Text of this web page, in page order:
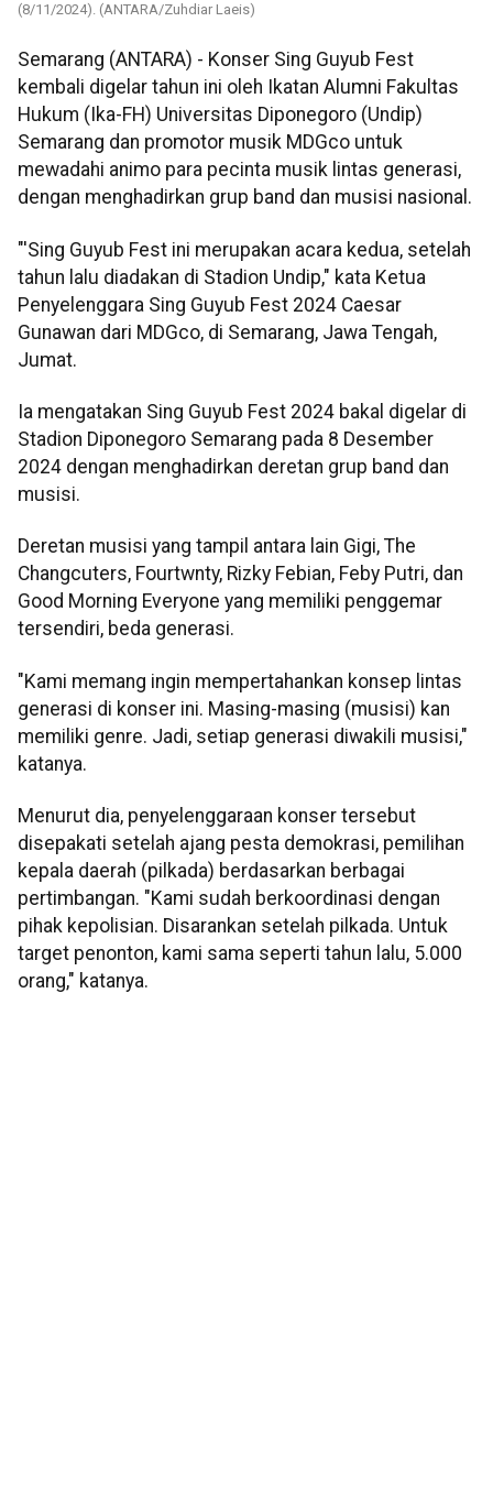
(8/11/2024). (ANTARA/Zuhdiar Laeis)
Semarang (ANTARA) - Konser Sing Guyub Fest
kembali digelar tahun ini oleh Ikatan Alumni Fakultas
Hukum (Ika-FH) Universitas Diponegoro (Undip)
Semarang dan promotor musik MDGco untuk
mewadahi animo para pecinta musik lintas generasi,
dengan menghadirkan grup band dan musisi nasional.
"'Sing Guyub Fest ini merupakan acara kedua, setelah
tahun lalu diadakan di Stadion Undip," kata Ketua
Penyelenggara Sing Guyub Fest 2024 Caesar
Gunawan dari MDGco, di Semarang, Jawa Tengah,
Jumat.
Ia mengatakan Sing Guyub Fest 2024 bakal digelar di
Stadion Diponegoro Semarang pada 8 Desember
2024 dengan menghadirkan deretan grup band dan
musisi.
Deretan musisi yang tampil antara lain Gigi, The
Changcuters, Fourtwnty, Rizky Febian, Feby Putri, dan
Good Morning Everyone yang memiliki penggemar
tersendiri, beda generasi.
"Kami memang ingin mempertahankan konsep lintas
generasi di konser ini. Masing-masing (musisi) kan
memiliki genre. Jadi, setiap generasi diwakili musisi,"
katanya.
Menurut dia, penyelenggaraan konser tersebut
disepakati setelah ajang pesta demokrasi, pemilihan
kepala daerah (pilkada) berdasarkan berbagai
pertimbangan. "Kami sudah berkoordinasi dengan
pihak kepolisian. Disarankan setelah pilkada. Untuk
target penonton, kami sama seperti tahun lalu, 5.000
orang," katanya.